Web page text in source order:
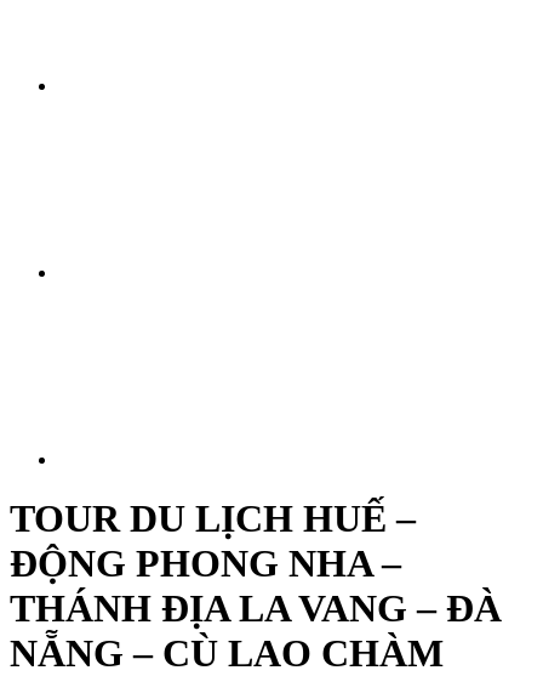
TOUR DU LỊCH HUẾ –
ĐỘNG PHONG NHA –
THÁNH ĐỊA LA VANG – ĐÀ
NẴNG – CÙ LAO CHÀM